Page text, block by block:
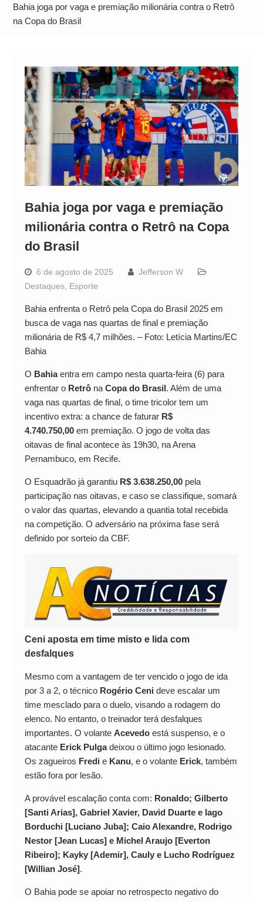
Operação Ágio: Ação policial na Bahia prende 14
suspeitos e mira rede ligada a ‘Zói de Gato’, do
Bahia joga por vaga e premiação milionária contra o Retrô
na Copa do Brasil
Bahia joga por vaga e premiação
milionária contra o Retrô na Copa
do Brasil
6 de agosto de 2025
Jefferson W
Destaques, Esporte
Bahia enfrenta o Retrô pela Copa do Brasil 2025 em
busca de vaga nas quartas de final e premiação
milionária de R$ 4,7 milhões. – Foto: Letícia Martins/EC
Bahia
O Bahiaentra em campo nesta quarta-feira (6) para
enfrentar o Retrôna Copa do Brasil. Além de uma
vaga nas quartas de final, o time tricolor tem um
incentivo extra: a chance de faturar R$
4.740.750,00em premiação. O jogo de volta das
oitavas de final acontece às 19h30, na Arena
Pernambuco, em Recife.
O Esquadrão já garantiu R$ 3.638.250,00pela
participação nas oitavas, e caso se classifique, somará
o valor das quartas, elevando a quantia total recebida
na competição. O adversário na próxima fase será
definido por sorteio da CBF.
Ceni aposta em time misto e lida com
desfalques
Mesmo com a vantagem de ter vencido o jogo de ida
por 3 a 2, o técnico Rogério Ceni deve escalar um
time mesclado para o duelo, visando a rodagem do
elenco. No entanto, o treinador terá desfalques
importantes. O volante Acevedoestá suspenso, e o
atacante Erick Pulgadeixou o último jogo lesionado.
Os zagueiros Fredi e Kanu, e o volante Erick, também
estão fora por lesão.
A provável escalação conta com: Ronaldo; Gilberto
[Santi Arias], Gabriel Xavier, David Duarte e Iago
Borduchi [Luciano Juba]; Caio Alexandre, Rodrigo
Nestor [Jean Lucas] e Michel Araujo [Everton
Ribeiro]; Kayky [Ademir], Cauly e Lucho Rodríguez
[Willian José].
O Bahia pode se apoiar no retrospecto negativo do